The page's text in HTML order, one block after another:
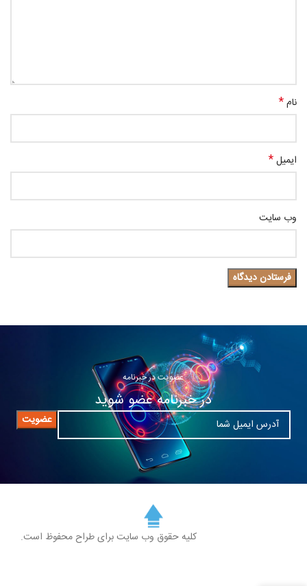
نام*
ایمیل*
وب‌ سایت
عضویت در خبرنامه
در خبرنامه عضو شوید
کلیه حقوق وب سایت برای طراح محفوظ است.